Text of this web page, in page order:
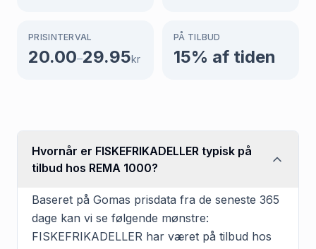
PRISINTERVAL
20.00–29.95kr
PÅ TILBUD
15% af tiden
Hvornår er FISKEFRIKADELLER typisk på
tilbud hos REMA 1000?
Baseret på Gomas prisdata fra de seneste 365
dage kan vi se følgende mønstre:
FISKEFRIKADELLER har været på tilbud hos